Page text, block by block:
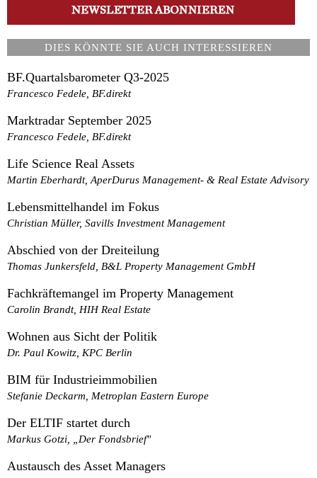
DIES KÖNNTE SIE AUCH INTERESSIEREN
BF.Quartalsbarometer Q3-2025
Francesco Fedele, BF.direkt
Marktradar September 2025
Francesco Fedele, BF.direkt
Life Science Real Assets
Martin Eberhardt, AperDurus Management- & Real Estate Advisory
Lebensmittelhandel im Fokus
Christian Müller, Savills Investment Management
Abschied von der Dreiteilung
Thomas Junkersfeld, B&L Property Management GmbH
Fachkräftemangel im Property Management
Carolin Brandt, HIH Real Estate
Wohnen aus Sicht der Politik
Dr. Paul Kowitz, KPC Berlin
BIM für Industrieimmobilien
Stefanie Deckarm, Metroplan Eastern Europe
Der ELTIF startet durch
Markus Gotzi, „Der Fondsbrief"
Austausch des Asset Managers